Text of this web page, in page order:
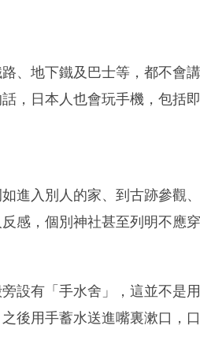
、地下鐵及巴士等，都不會
，日本人也會玩手機，包括
進入別人的家、到古跡參觀
感，個別神社甚至列明不應穿
設有「手水舍」，這並不是
後用手蓄水送進嘴裏漱口，